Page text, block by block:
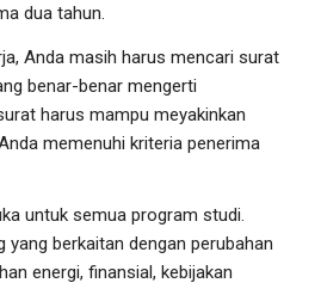
dua tahun.
Anda masih harus mencari surat
benar-benar mengerti
harus mampu meyakinkan
memenuhi kriteria penerima
untuk semua program studi.
yang berkaitan dengan perubahan
energi, finansial, kebijakan